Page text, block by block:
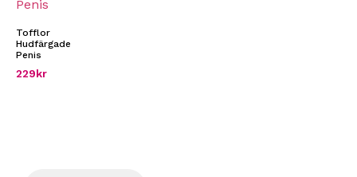
Tofflor
Hudfärgade
Penis
229kr